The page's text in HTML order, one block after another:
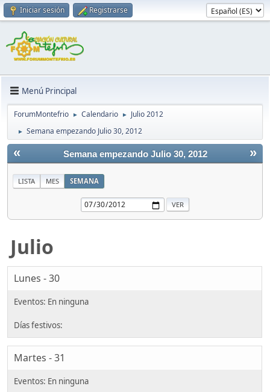
Iniciar sesión Registrarse
Menú Principal
ForumMontefrio ► Calendario ► Julio 2012
► Semana empezando Julio 30, 2012
« »
Semana empezando Julio 30, 2012
LISTA MES SEMANA
Julio
Lunes - 30
Martes - 31